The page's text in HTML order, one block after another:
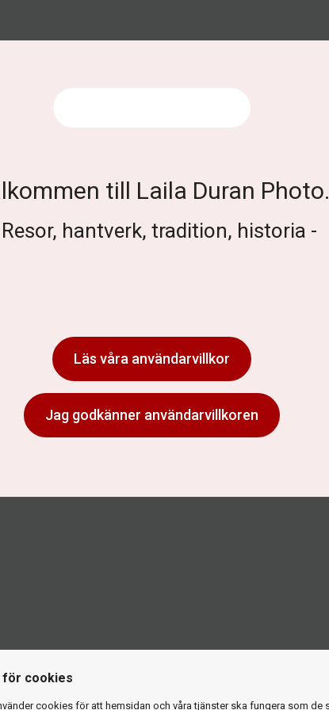
till Laila Duran Photo.
hantverk, tradition, historia -
Läs våra användarvillkor
Jag godkänner användarvillkoren
för cookies
cookies för att hemsidan och våra tjänster ska fungera som de